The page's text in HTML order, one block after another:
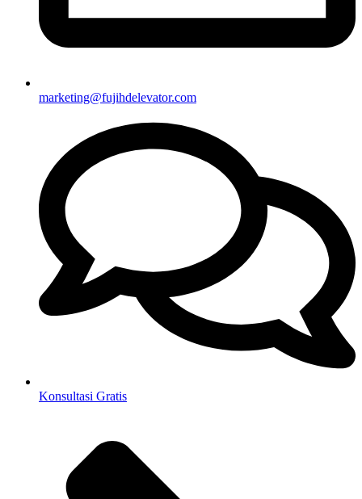
marketing@fujihdelevator.com
Konsultasi Gratis